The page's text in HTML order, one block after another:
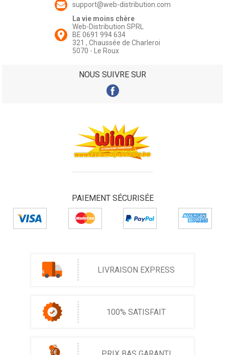
support@web-distribution.com
La vie moins chère
Web-Distribution SPRL
BE 0691 994 634
321 , Chaussée de Charleroi
5070 - Le Roux
NOUS SUIVRE SUR
PAIEMENT SÉCURISÉE
LIVRAISON EXPRESS
100% SATISFAIT